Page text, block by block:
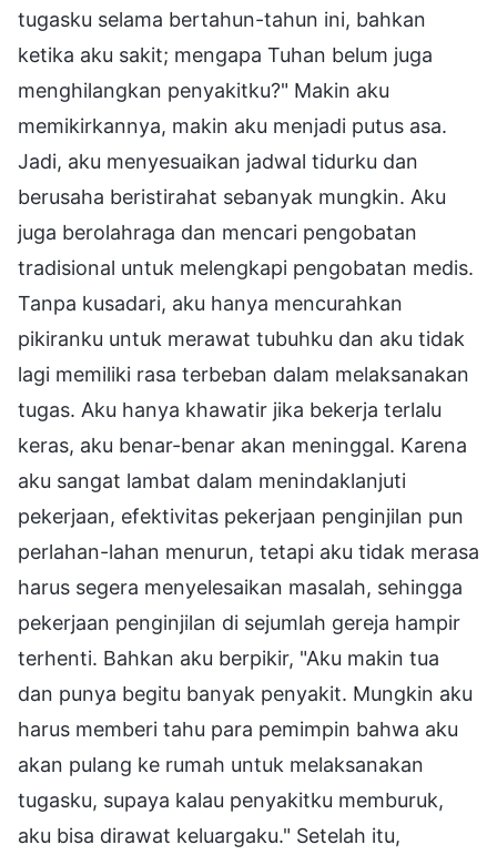
tugasku selama bertahun-tahun ini, bahkan
ketika aku sakit; mengapa Tuhan belum juga
menghilangkan penyakitku?" Makin aku
memikirkannya, makin aku menjadi putus asa.
Jadi, aku menyesuaikan jadwal tidurku dan
berusaha beristirahat sebanyak mungkin. Aku
juga berolahraga dan mencari pengobatan
tradisional untuk melengkapi pengobatan medis.
Tanpa kusadari, aku hanya mencurahkan
pikiranku untuk merawat tubuhku dan aku tidak
lagi memiliki rasa terbeban dalam melaksanakan
tugas. Aku hanya khawatir jika bekerja terlalu
keras, aku benar-benar akan meninggal. Karena
aku sangat lambat dalam menindaklanjuti
pekerjaan, efektivitas pekerjaan penginjilan pun
perlahan-lahan menurun, tetapi aku tidak merasa
harus segera menyelesaikan masalah, sehingga
pekerjaan penginjilan di sejumlah gereja hampir
terhenti. Bahkan aku berpikir, "Aku makin tua
dan punya begitu banyak penyakit. Mungkin aku
harus memberi tahu para pemimpin bahwa aku
akan pulang ke rumah untuk melaksanakan
tugasku, supaya kalau penyakitku memburuk,
aku bisa dirawat keluargaku." Setelah itu,